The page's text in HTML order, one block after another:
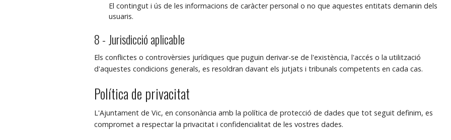
El contingut i ús de les informacions de caràcter personal o no que aquestes entitats demanin dels
usuaris.
8 - Jurisdicció aplicable
Els conflictes o controvèrsies jurídiques que puguin derivar-se de l'existència, l'accés o la utilització
d'aquestes condicions generals, es resoldran davant els jutjats i tribunals competents en cada cas.
Política de privacitat
L'Ajuntament de Vic, en consonància amb la política de protecció de dades que tot seguit definim, es
compromet a respectar la privacitat i confidencialitat de les vostres dades.